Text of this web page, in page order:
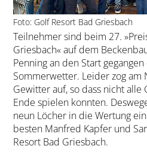
Foto: Golf Resort Bad Griesbach
Teilnehmer sind beim 27.
Griesbach« auf dem
Penning an den Start
Sommerwetter. Leider zog am
Gewitter auf, so dass nicht alle
Ende spielen konnten.
neun Löcher in die Wertung
besten Manfred Kapfer und
Resort Bad Griesbach.